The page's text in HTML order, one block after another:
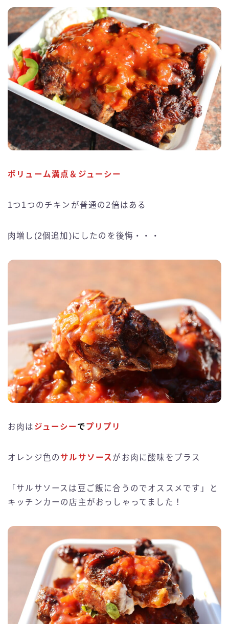
ボリューム満点＆ジューシー
1つ1つのチキンが普通の2倍はある
肉増し(2個追加)にしたのを後悔・・・
お肉は ジューシー でプリプリ
オレンジ色の サルサソース がお肉に酸味をプラス
「サルサソースは豆ご飯に合うのでオススメです」と
キッチンカーの店主がおっしゃってました！